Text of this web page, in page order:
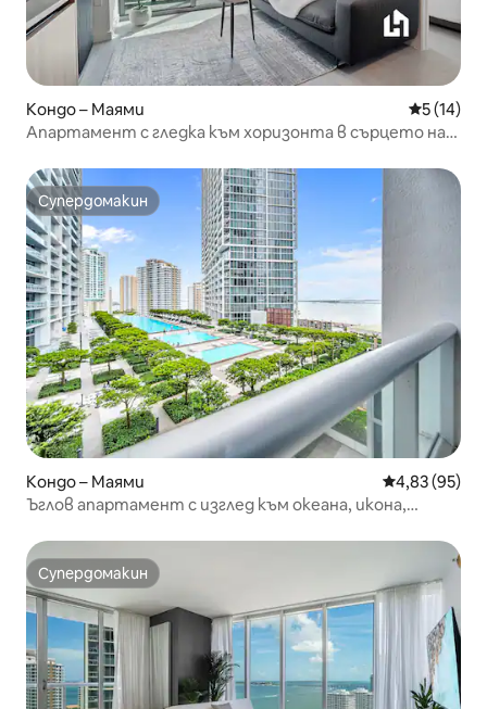
Кондо – Маями Средна
5 (14)
Апартамент с гледка към хоризонта в сърцето на
Супердомакин
Супердомакин
Кондо – Маями Средна
4,83 (95)
Ъглов апартамент с изглед към океана, икона,
Супердомакин
Супердомакин